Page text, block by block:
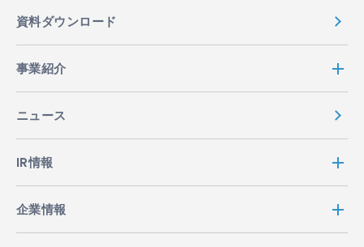
資料ダウンロード
事業紹介
ニュース
IR情報
企業情報